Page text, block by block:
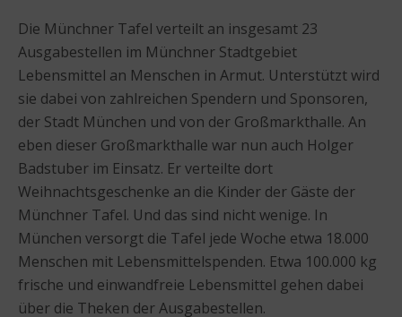
Die Münchner Tafel verteilt an insgesamt 23
Ausgabestellen im Münchner Stadtgebiet
Lebensmittel an Menschen in Armut. Unterstützt wird
sie dabei von zahlreichen Spendern und Sponsoren,
der Stadt München und von der Großmarkthalle. An
eben dieser Großmarkthalle war nun auch Holger
Badstuber im Einsatz. Er verteilte dort
Weihnachtsgeschenke an die Kinder der Gäste der
Münchner Tafel. Und das sind nicht wenige. In
München versorgt die Tafel jede Woche etwa 18.000
Menschen mit Lebensmittelspenden. Etwa 100.000 kg
frische und einwandfreie Lebensmittel gehen dabei
über die Theken der Ausgabestellen.